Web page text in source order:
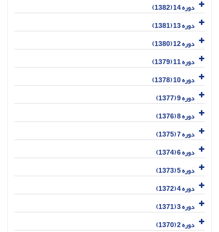
دوره 14 (1382)
دوره 13 (1381)
دوره 12 (1380)
دوره 11 (1379)
دوره 10 (1378)
دوره 9 (1377)
دوره 8 (1376)
دوره 7 (1375)
دوره 6 (1374)
دوره 5 (1373)
دوره 4 (1372)
دوره 3 (1371)
دوره 2 (1370)